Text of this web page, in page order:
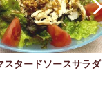
スタードソースサラダ